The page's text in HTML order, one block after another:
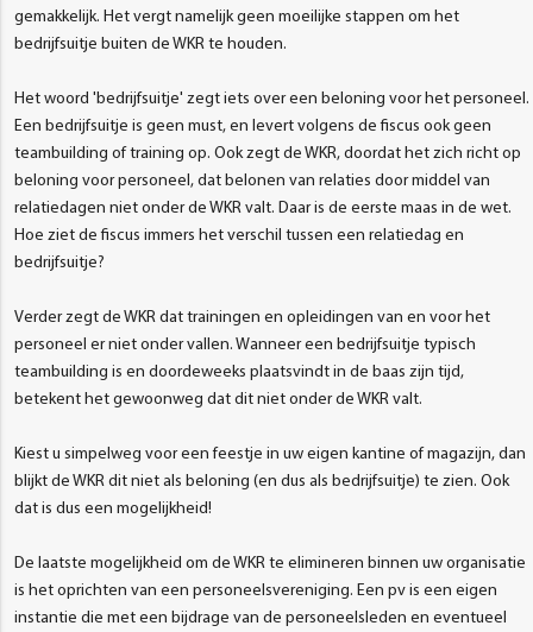
gemakkelijk. Het vergt namelijk geen moeilijke stappen om het
bedrijfsuitje buiten de WKR te houden.
Het woord 'bedrijfsuitje' zegt iets over een beloning voor het personeel.
Een bedrijfsuitje is geen must, en levert volgens de fiscus ook geen
teambuilding of training op. Ook zegt de WKR, doordat het zich richt op
beloning voor personeel, dat belonen van relaties door middel van
relatiedagen niet onder de WKR valt. Daar is de eerste maas in de wet.
Hoe ziet de fiscus immers het verschil tussen een relatiedag en
bedrijfsuitje?
Verder zegt de WKR dat trainingen en opleidingen van en voor het
personeel er niet onder vallen. Wanneer een bedrijfsuitje typisch
teambuilding is en doordeweeks plaatsvindt in de baas zijn tijd,
betekent het gewoonweg dat dit niet onder de WKR valt.
Kiest u simpelweg voor een feestje in uw eigen kantine of magazijn, dan
blijkt de WKR dit niet als beloning (en dus als bedrijfsuitje) te zien. Ook
dat is dus een mogelijkheid!
De laatste mogelijkheid om de WKR te elimineren binnen uw organisatie
is het oprichten van een personeelsvereniging. Een pv is een eigen
instantie die met een bijdrage van de personeelsleden en eventueel